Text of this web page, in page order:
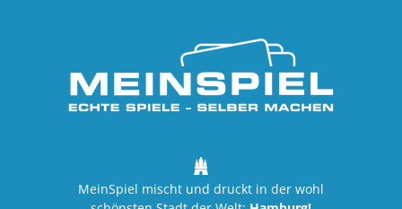
MeinSpiel mischt und druckt in der wohl